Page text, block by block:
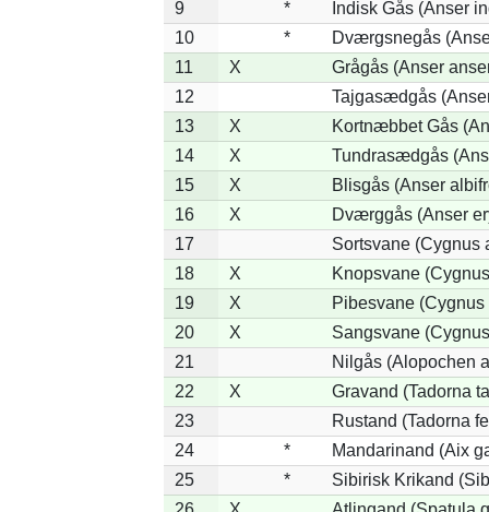
9 *
Indisk Gås (Anser
10
*
Dværgsnegås
11
X
Grågås (Anser
12
Tajgasædgås
13
X
Kortnæbbet Gås
14
X
Tundrasædgås
15
X
Blisgås (Anser
16
X
Dværggås (Anser
17
Sortsvane (Cygnus
18
X
Knopsvane
19
X
Pibesvane
20
X
Sangsvane
21
Nilgås (Alopochen
22
X
Gravand (Tadorna
23
Rustand (Tadorna
24
*
Mandarinand (Aix
25
*
Sibirisk Krikand